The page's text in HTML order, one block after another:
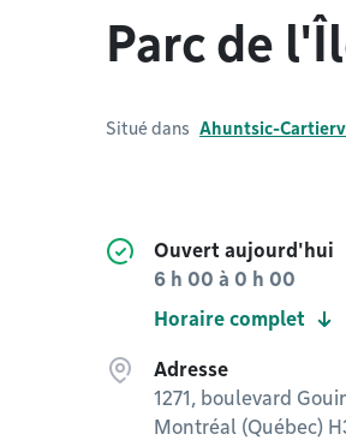
Parc de
Situé dans Ahuntsic-
Ouvert aujourd'hui
6 h 00 à 0 h 00
Horaire complet
Adresse
1271, boulevard
Montréal (Québec)